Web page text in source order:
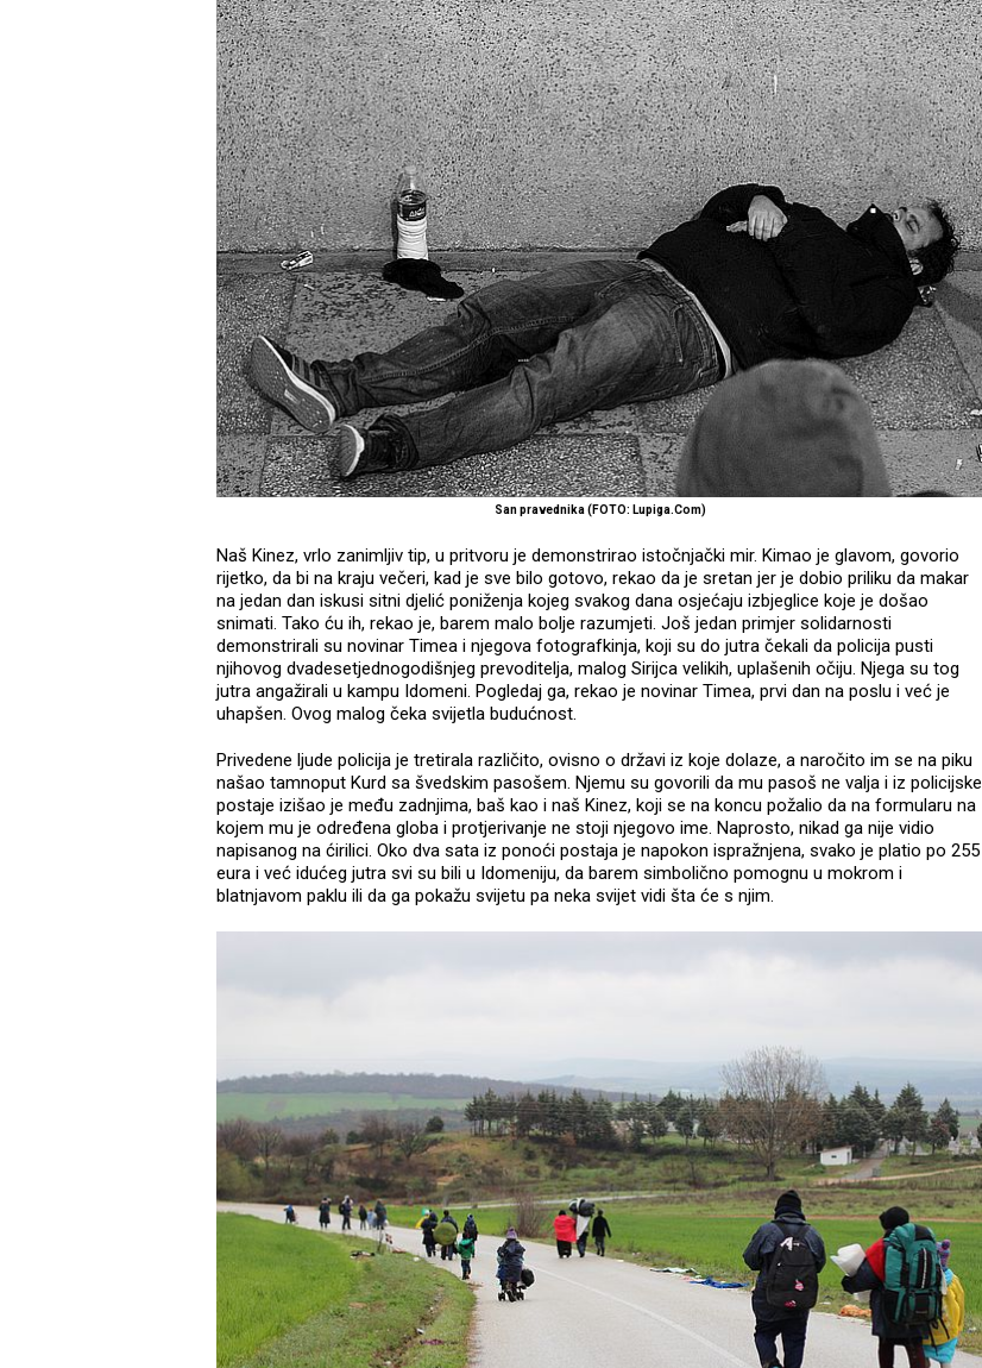
San pravednika (FOTO: Lupiga.Com)
Naš Kinez, vrlo zanimljiv tip, u pritvoru je demonstrirao istočnjački mir. Kimao je glavom, govorio
rijetko, da bi na kraju večeri, kad je sve bilo gotovo, rekao da je sretan jer je dobio priliku da makar
na jedan dan iskusi sitni djelić poniženja kojeg svakog dana osjećaju izbjeglice koje je došao
snimati. Tako ću ih, rekao je, barem malo bolje razumjeti. Još jedan primjer solidarnosti
demonstrirali su novinar Timea i njegova fotografkinja, koji su do jutra čekali da policija pusti
njihovog dvadesetjednogodišnjeg prevoditelja, malog Sirijca velikih, uplašenih očiju. Njega su tog
jutra angažirali u kampu Idomeni. Pogledaj ga, rekao je novinar Timea, prvi dan na poslu i već je
uhapšen. Ovog malog čeka svijetla budućnost.
Privedene ljude policija je tretirala različito, ovisno o državi iz koje dolaze, a naročito im se na piku
našao tamnoput Kurd sa švedskim pasošem. Njemu su govorili da mu pasoš ne valja i iz policijske
postaje izišao je među zadnjima, baš kao i naš Kinez, koji se na koncu požalio da na formularu na
kojem mu je određena globa i protjerivanje ne stoji njegovo ime. Naprosto, nikad ga nije vidio
napisanog na ćirilici. Oko dva sata iz ponoći postaja je napokon ispražnjena, svako je platio po 255
eura i već idućeg jutra svi su bili u Idomeniju, da barem simbolično pomognu u mokrom i
blatnjavom paklu ili da ga pokažu svijetu pa neka svijet vidi šta će s njim.